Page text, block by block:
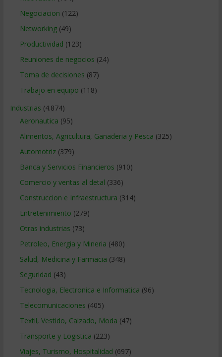
Negociacion (122)
Networking(49)
Productividad (123)
Reuniones de negocios (24)
Toma de decisiones (87)
Trabajo en equipo (118)
Industrias (4.874)
Aeronautica (95)
Alimentos, Agricultura, Ganaderia y Pesca (325)
Automotriz(379)
Banca y Servicios Financieros (910)
Comercio y ventas al detal (336)
Construccion e Infraestructura (314)
Entretenimiento (279)
Otras industrias (73)
Petroleo, Energia y Mineria (480)
Salud, Medicina y Farmacia (348)
Seguridad (43)
Tecnologia, Electronica e Informatica (96)
Telecomunicaciones (405)
Textil, Vestido, Calzado, Moda (47)
Transporte y Logistica (223)
Viajes, Turismo, Hospitalidad (697)